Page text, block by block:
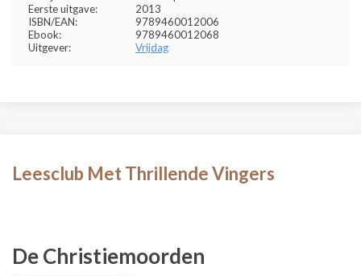
Eerste uitgave:
2013
ISBN/EAN:
9789460012006
Ebook:
9789460012068
Uitgever:
Vrijdag
Leesclub Met Thrillende Vingers
De Christiemoorden